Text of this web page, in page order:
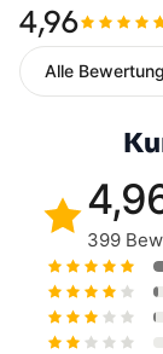
4,96
Alle
399